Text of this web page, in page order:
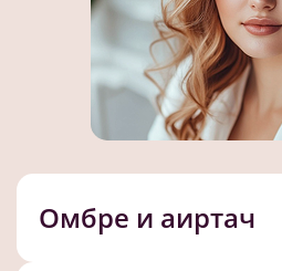
Омбре и аиртач